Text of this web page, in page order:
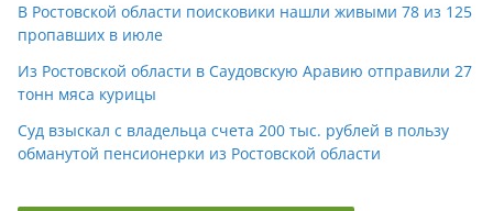
В Ростовской области поисковики нашли живыми 78 из 125
пропавших в июле
Из Ростовской области в Саудовскую Аравию отправили 27
тонн мяса курицы
Суд взыскал с владельца счета 200 тыс. рублей в пользу
обманутой пенсионерки из Ростовской области